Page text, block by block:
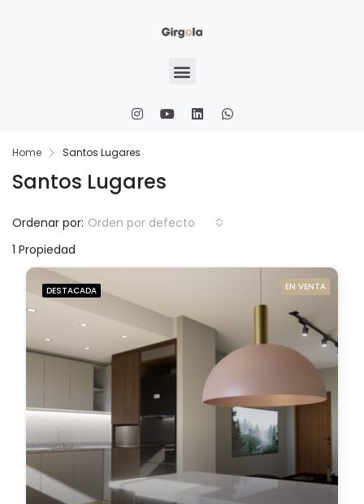
Home Santos Lugares
Santos Lugares
1 Propiedad
Ordenar por: Orden por defecto
DESTACADA EN VENTA